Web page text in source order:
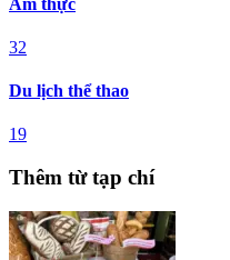
32
Du lịch thể thao
19
Thêm từ tạp chí